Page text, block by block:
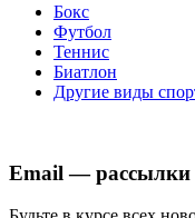
Бокс
Футбол
Теннис
Биатлон
Другие виды
Email — рассылки